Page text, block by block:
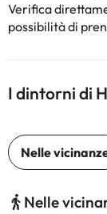
Verifica
possibilità di
I dintorni di
Nelle